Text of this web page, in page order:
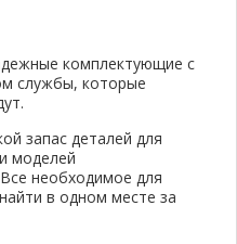
комплектующие с
службы, которые
запас деталей для
моделей
необходимое для
в одном месте за